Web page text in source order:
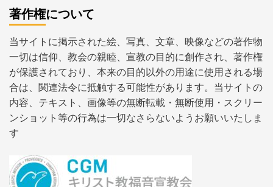
著作権について
当サイトに掲示された絵、写真、文章、映像などの著作物
一切は信仰、教会の親睦、宣教の目的に創作され、著作権
が保護されており、本来の目的以外の用途に使用される場
合は、関連法令に抵触する可能性があります。当サイトの
内容、テキスト、画像等の無断転載・無断使用・スクリー
ンショット等の行為は一切なさらないようお願いいたしま
す